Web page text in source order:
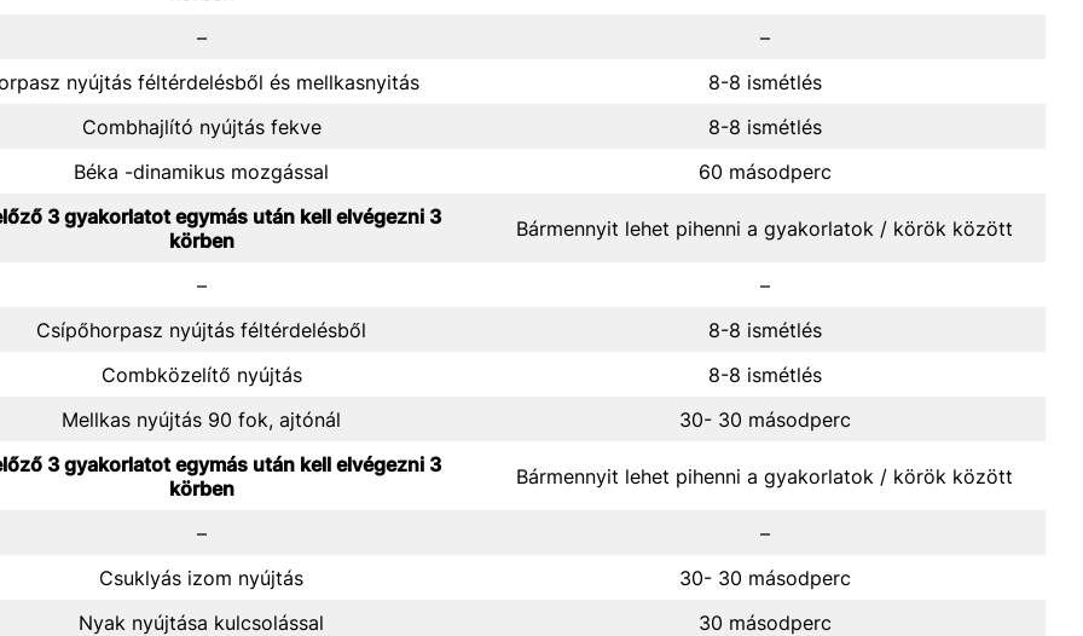
–
–
nyújtás féltérdelésből és mellkasnyitás
8-8 ismétlés
Combhajlító nyújtás fekve
8-8 ismétlés
Béka -dinamikus mozgással
60 másodperc
3 gyakorlatot egymás után kell elvégezni 3
körben
Bármennyit lehet pihenni a gyakorlatok / körök között
–
–
Csípőhorpasz nyújtás féltérdelésből
8-8 ismétlés
Combközelítő nyújtás
8-8 ismétlés
Mellkas nyújtás 90 fok, ajtónál
30- 30 másodperc
3 gyakorlatot egymás után kell elvégezni 3
körben
Bármennyit lehet pihenni a gyakorlatok / körök között
–
–
Csuklyás izom nyújtás
30- 30 másodperc
Nyak nyújtása kulcsolással
30 másodperc